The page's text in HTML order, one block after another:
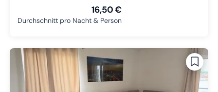
16,50 €
Durchschnitt pro Nacht & Person